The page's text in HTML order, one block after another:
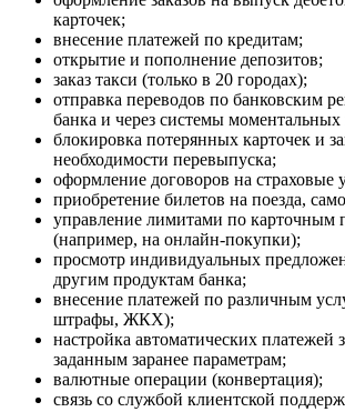
карточек;
внесение платежей по кредитам;
открытие и пополнение депозитов;
заказ такси (только в 20 городах);
отправка переводов по банковским
банка и через системы моментальных
блокировка потерянных карточек и
необходимости перевыпуска;
оформление договоров на страховые
приобретение билетов на поезда,
управление лимитами по карточным
(например, на онлайн-покупки);
просмотр индивидуальных
другим продуктам банка;
внесение платежей по различным
штрафы, ЖКХ);
настройка автоматических платежей
заданным заранее параметрам;
валютные операции (конвертация);
связь со службой клиентской